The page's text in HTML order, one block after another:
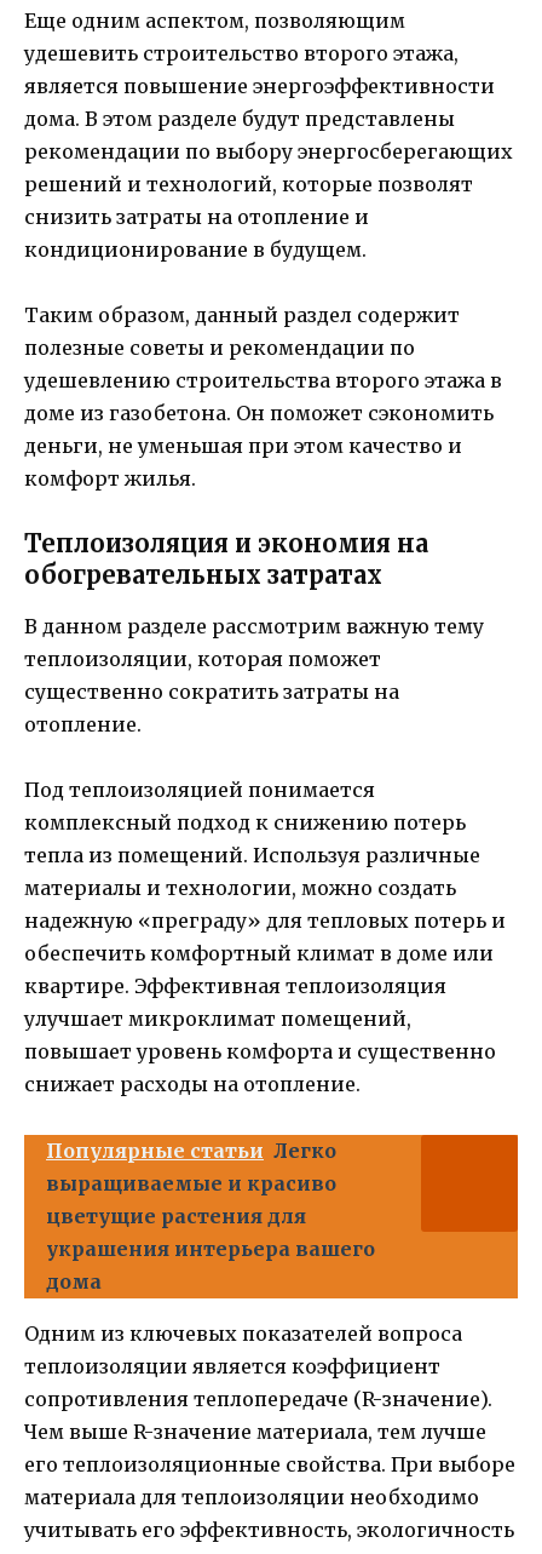
Еще одним аспектом, позволяющим
удешевить строительство второго этажа,
является повышение энергоэффективности
дома. В этом разделе будут представлены
рекомендации по выбору энергосберегающих
решений и технологий, которые позволят
снизить затраты на отопление и
кондиционирование в будущем.
Таким образом, данный раздел содержит
полезные советы и рекомендации по
удешевлению строительства второго этажа в
доме из газобетона. Он поможет сэкономить
деньги, не уменьшая при этом качество и
комфорт жилья.
Теплоизоляция и экономия на
обогревательных затратах
В данном разделе рассмотрим важную тему
теплоизоляции, которая поможет
существенно сократить затраты на
отопление.
Под теплоизоляцией понимается
комплексный подход к снижению потерь
тепла из помещений. Используя различные
материалы и технологии, можно создать
надежную «преграду» для тепловых потерь и
обеспечить комфортный климат в доме или
квартире. Эффективная теплоизоляция
улучшает микроклимат помещений,
повышает уровень комфорта и существенно
снижает расходы на отопление.
Популярные статьи Легко
выращиваемые и красиво
цветущие растения для
украшения интерьера вашего
дома
Одним из ключевых показателей вопроса
теплоизоляции является коэффициент
сопротивления теплопередаче (R-значение).
Чем выше R-значение материала, тем лучше
его теплоизоляционные свойства. При выборе
материала для теплоизоляции необходимо
учитывать его эффективность, экологичность